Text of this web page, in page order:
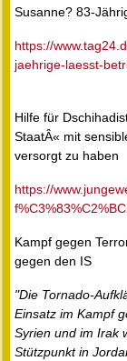
Susanne? 83-
https://
jaehrige-laesst-
Hilfe für
StaatÂ« mit
versorgt zu haben
https://
Kampf gegen
gegen den IS
"Die Tornado-
Einsatz im Kampf
Syrien und im Irak
Stützpunkt in